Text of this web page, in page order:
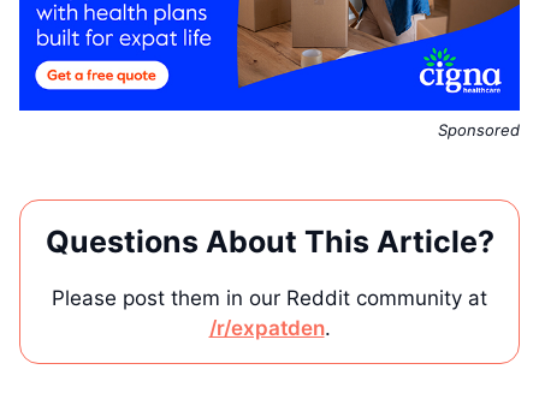
Sponsored
Questions About This Article?
Please post them in our Reddit community at
/r/expatden.